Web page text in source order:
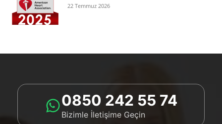
22 Temmuz 2026
0850 242 55 74
Bizimle İletişime Geçin